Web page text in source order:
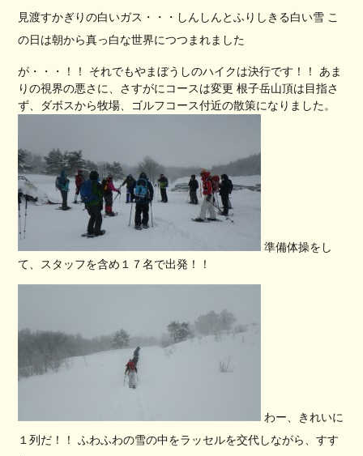
見渡すかぎりの白いガス・・・しんしんとふりしきる白い雪 こ
の日は朝から真っ白な世界につつまれました
が・・・！！ それでもやまぼうしのハイクは決行です！！ あま
りの視界の悪さに、さすがにコースは変更 根子岳山頂は目指さ
ず、ダボスから牧場、ゴルフコース付近の散策になりました。
準備体操をし
て、スタッフを含め１７名で出発！！
わー、きれいに
１列だ！！ ふわふわの雪の中をラッセルを交代しながら、すす